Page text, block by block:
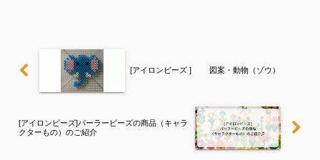
[アイロンビーズ ] 図案・動物（ゾウ）
[アイロンビーズ]パーラービーズの商品（キャラ
クターもの）のご紹介